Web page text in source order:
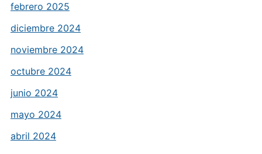
febrero 2025
diciembre 2024
noviembre 2024
octubre 2024
junio 2024
mayo 2024
abril 2024